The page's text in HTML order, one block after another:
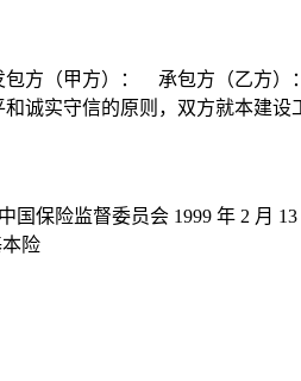
方（甲方）： 承包方（乙方）
诚实守信的原则，双方就本建设
保险监督委员会 1999 年 2 月
险